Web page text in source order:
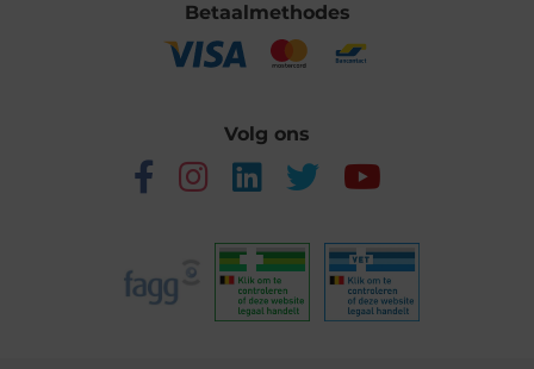
Betaalmethodes
Volg ons